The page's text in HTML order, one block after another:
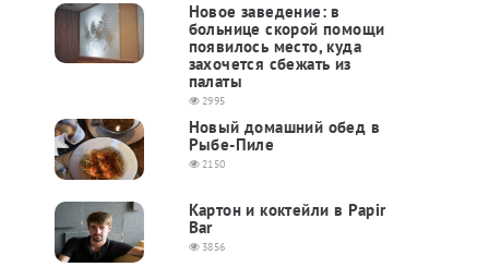
Новое заведение: в
больнице скорой помощи
появилось место, куда
захочется сбежать из
палаты
2995
Новый домашний обед в
Рыбе-Пиле
2150
Картон и коктейли в Papir
Bar
3856